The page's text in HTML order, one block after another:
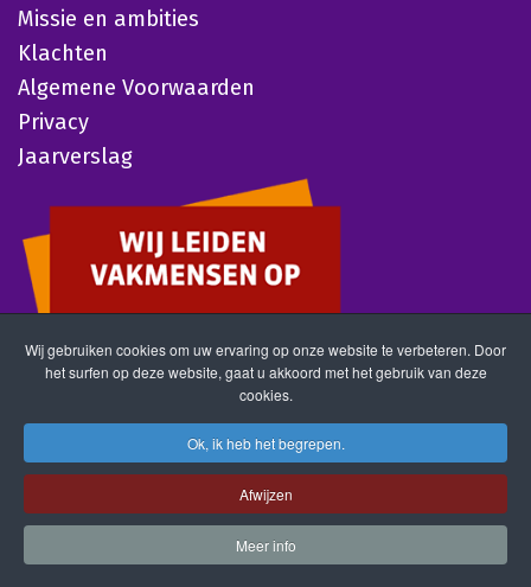
Missie en ambities
Klachten
Algemene Voorwaarden
Privacy
Jaarverslag
Wij gebruiken cookies om uw ervaring op onze website te verbeteren. Door
het surfen op deze website, gaat u akkoord met het gebruik van deze
cookies.
Ok, ik heb het begrepen.
Afwijzen
Meer info